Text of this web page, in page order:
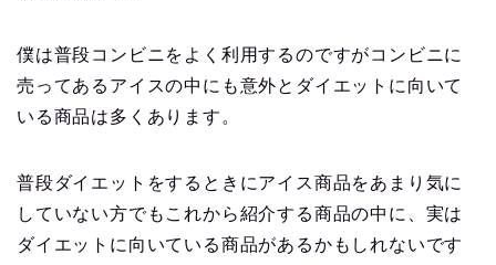
僕は普段コンビニをよく利用するのですがコンビニに
売ってあるアイスの中にも意外とダイエットに向いて
いる商品は多くあります。
普段ダイエットをするときにアイス商品をあまり気に
していない方でもこれから紹介する商品の中に、実は
ダイエットに向いている商品があるかもしれないです